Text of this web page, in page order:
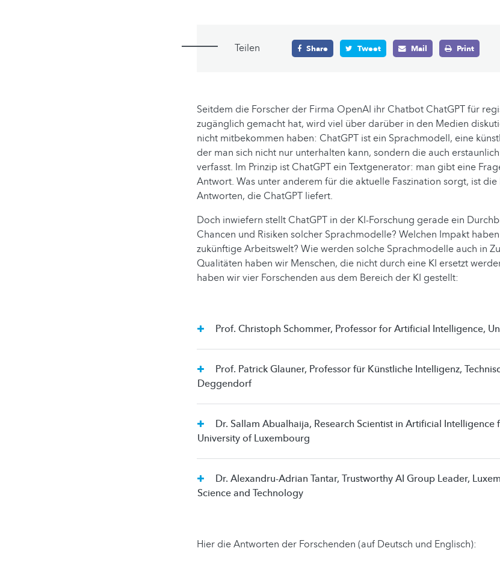
Teilen Share Tweet Mail Print
Seitdem die Forscher der Firma OpenAI ihr Chatbot ChatGPT für
zugänglich gemacht hat, wird viel über darüber in den Medien
nicht mitbekommen haben: ChatGPT ist ein Sprachmodell, eine
der man sich nicht nur unterhalten kann, sondern die auch
verfasst. Im Prinzip ist ChatGPT ein Textgenerator: man gibt eine
Antwort. Was unter anderem für die aktuelle Faszination sorgt, ist
Antworten, die ChatGPT liefert.
Doch inwiefern stellt ChatGPT in der KI-Forschung gerade ein
Chancen und Risiken solcher Sprachmodelle? Welchen Impakt
zukünftige Arbeitswelt? Wie werden solche Sprachmodelle auch in
Qualitäten haben wir Menschen, die nicht durch eine KI ersetzt
haben wir vier Forschenden aus dem Bereich der KI gestellt:
Prof. Christoph Schommer, Professor for Artificial Intelligence,
Deggendorf
University of Luxembourg
Science and Technology
Hier die Antworten der Forschenden (auf Deutsch und Englisch):